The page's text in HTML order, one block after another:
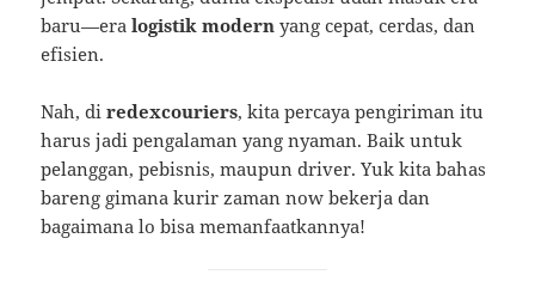
baru—eralogistik modern yang cepat, cerdas, dan
efisien.
Nah, diredexcouriers, kita percaya pengiriman itu
harus jadi pengalaman yang nyaman. Baik untuk
pelanggan, pebisnis, maupun driver. Yuk kita bahas
bareng gimana kurir zaman now bekerja dan
bagaimana lo bisa memanfaatkannya!